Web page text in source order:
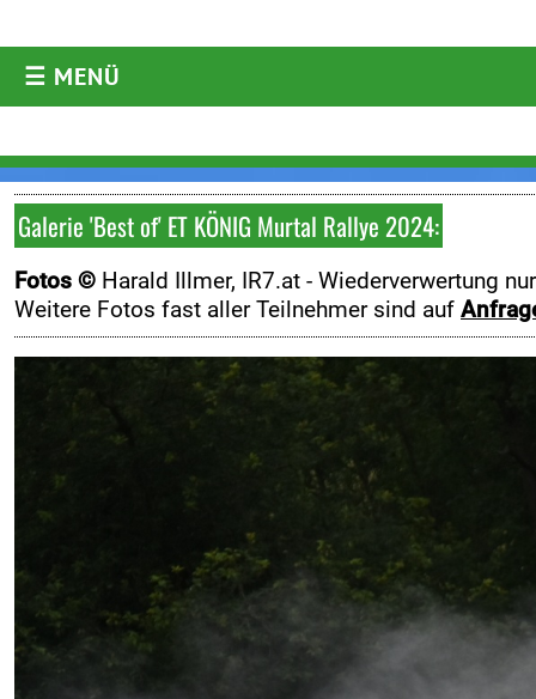
☰ MENÜ
Aktuelles
Archiv
ARC
WRC
Historic
Fotoarchiv
VIDEOS
Videoarchiv
Galerie 'Best of' ET KÖNIG Murtal Rallye 2024:
Fotos © Harald Illmer, IR7.at - Wiederverwertung
Weitere Fotos fast aller Teilnehmer sind auf